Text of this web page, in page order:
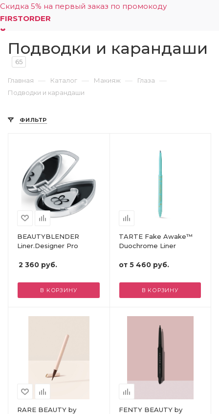
Скидка 5% на первый заказ по промокоду
FIRSTORDER
Подводки и карандаши
65
Главная — Каталог — Макияж — Глаза —
Подводки и карандаши
ФИЛЬТР
BEAUTYBLENDER
Liner.Designer Pro
2 360 руб.
В КОРЗИНУ
TARTE Fake Awake™
Duochrome Liner
от 5 460 руб.
В КОРЗИНУ
RARE BEAUTY by
FENTY BEAUTY by